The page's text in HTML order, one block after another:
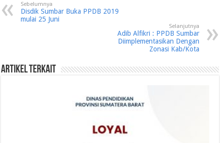
Sebelumnya
Disdik Sumbar Buka PPDB 2019
mulai 25 Juni
Selanjutnya
Adib Alfikri : PPDB Sumbar
Diimplementasikan Dengan
Zonasi Kab/Kota
Artikel Terkait